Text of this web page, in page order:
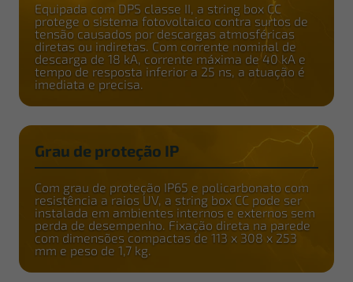
Equipada com DPS classe II, a string box CC
protege o sistema fotovoltaico contra surtos de
tensão causados por descargas atmosféricas
diretas ou indiretas. Com corrente nominal de
descarga de 18 kA, corrente máxima de 40 kA e
tempo de resposta inferior a 25 ns, a atuação é
imediata e precisa.
Grau de proteção IP
Com grau de proteção IP65 e policarbonato com
resistência a raios UV, a string box CC pode ser
instalada em ambientes internos e externos sem
perda de desempenho. Fixação direta na parede
com dimensões compactas de 113 x 308 x 253
mm e peso de 1,7 kg.